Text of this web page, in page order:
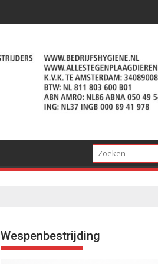
Wespenbestrijding